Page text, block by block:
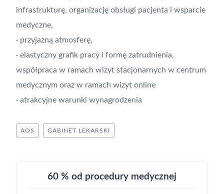
infrastrukturę, organizację obsługi pacjenta i wsparcie
medyczne,
· przyjazną atmosferę,
· elastyczny grafik pracy i formę zatrudnienia,
współpraca w ramach wizyt stacjonarnych w centrum
medycznym oraz w ramach wizyt online
· atrakcyjne warunki wynagrodzenia
AOS GABINET LEKARSKI
60 % od procedury medycznej